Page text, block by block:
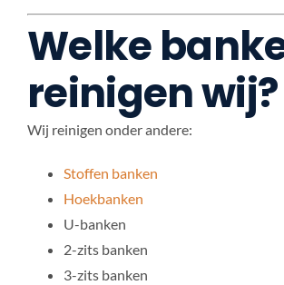
Welke
reinigen wij?
Wij reinigen onder andere:
Stoffen banken
Hoekbanken
U-banken
2-zits banken
3-zits banken